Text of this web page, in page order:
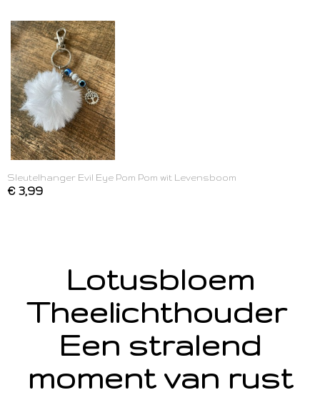
Sleutelhanger Evil Eye Pom Pom wit Levensboom
€ 3,99
Lotusbloem
Theelichthouder
Een stralend
moment van rust